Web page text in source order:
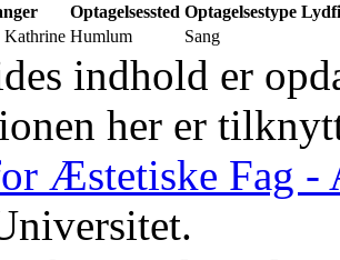
Optagelsessted Optagelsestype
Kathrine Humlum Sang
indhold er
her er
Æstetiske Fag -